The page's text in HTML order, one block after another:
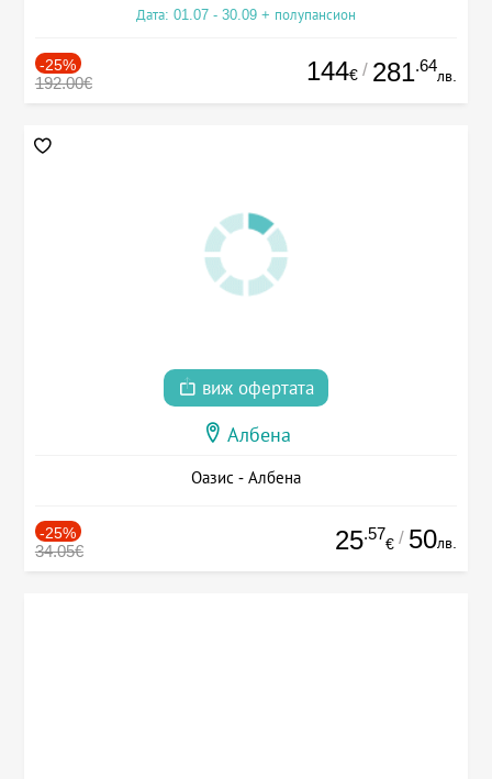
Дата: 01.07 - 30.09 + полупансион
-25%
192.00€ 144€ / 281.64
лв.
виж офертата
Албена
Оазис - Албена
-25%
34.05€ 25.57
€ / 50лв.